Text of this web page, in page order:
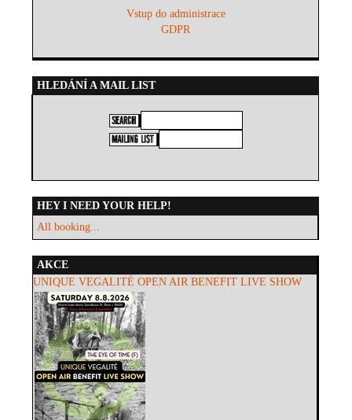
Vstup do administrace
GDPR
HLEDÁNÍ A MAIL LIST
HEY I NEED YOUR HELP!
All booking...
AKCE
UNIQUE VEGALITÉ OPEN AIR BENEFIT LIVE SHOW